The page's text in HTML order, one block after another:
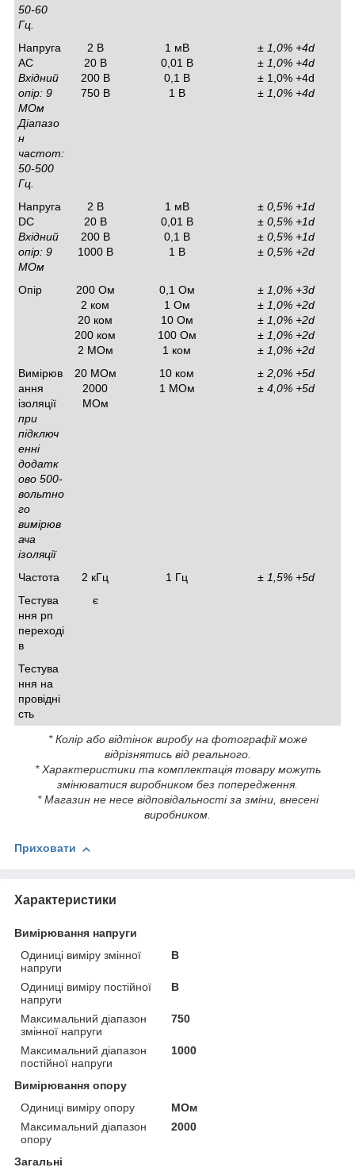
50-60
Гц.
Напруга
АС
Вхідний
опір: 9
МОм
Діапазо
н
частот:
50-500
Гц.
2 В
20 В
200 В
750 В
1 мВ
0,01 В
0,1 В
1 В
± 1,0% +4d
± 1,0% +4d
± 1,0% +4d
± 1,0% +4d
Напруга
DC
Вхідний
опір: 9
МОм
2 В
20 В
200 B
1000 B
1 мВ
0,01 В
0,1 В
1 В
± 0,5% +1d
± 0,5% +1d
± 0,5% +1d
± 0,5% +2d
Опір
200 Ом
2 ком
20 ком
200 ком
2 МОм
0,1 Ом
1 Ом
10 Ом
100 Ом
1 ком
± 1,0% +3d
± 1,0% +2d
± 1,0% +2d
± 1,0% +2d
± 1,0% +2d
Вимірюв
ання
ізоляції
при
підключ
енні
додатк
ово 500-
вольтно
го
вимірюв
ача
ізоляції
20 МОм
2000
МОм
10 ком
1 МОм
± 2,0% +5d
± 4,0% +5d
Частота 2 кГц 1 Гц
± 1,5% +5d
Тестува
ння pn
переході
в
є
Тестува
ння на
провідні
сть
* Колір або відтінок виробу на фотографії може
відрізнятись від реального.
* Характеристики та комплектація товару можуть
змінюватися виробником без попередження.
* Магазин не несе відповідальності за зміни, внесені
виробником.
Приховати
Характеристики
Вимірювання напруги
Одиниці виміру змінної
напруги
В
Одиниці виміру постійної
напруги
В
Максимальний діапазон
змінної напруги
750
Максимальний діапазон
постійної напруги
1000
Вимірювання опору
Одиниці виміру опору
МОм
Максимальний діапазон
опору
2000
Загальні